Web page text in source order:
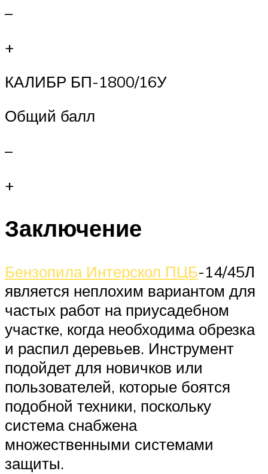
–
+
КАЛИБР БП-1800/16У
Общий балл
–
+
Заключение
Бензопила Интерскол ПЦБ-14/45Л
является неплохим вариантом для
частых работ на приусадебном
участке, когда необходима обрезка
и распил деревьев. Инструмент
подойдет для новичков или
пользователей, которые боятся
подобной техники, поскольку
система снабжена
множественными системами
защиты.